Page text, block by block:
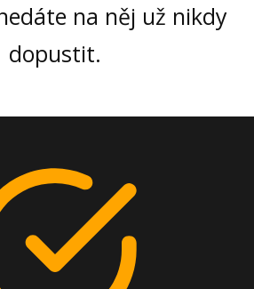
na něj už nikdy
dopustit.